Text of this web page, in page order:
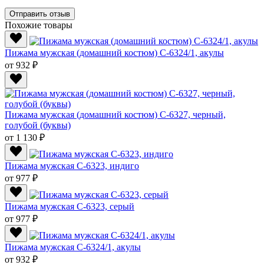
Отправить отзыв
Похожие товары
Пижама мужская (домашний костюм) С-6324/1, акулы
от 932 ₽
Пижама мужская (домашний костюм) С-6327, черный,
голубой (буквы)
от 1 130 ₽
Пижама мужская C-6323, индиго
от 977 ₽
Пижама мужская C-6323, серый
от 977 ₽
Пижама мужская C-6324/1, акулы
от 932 ₽